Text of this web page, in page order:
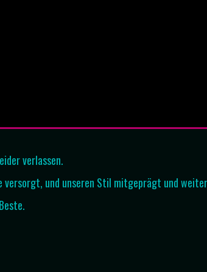
verlassen.
versorgt, und unseren Stil mitgeprägt und